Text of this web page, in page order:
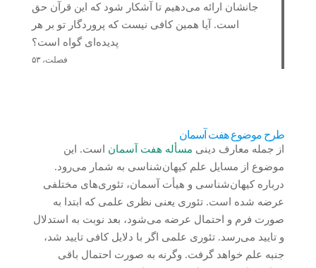
جانشان ارائه می‌دهیم تا آشکار شود که این قرآن حق
است. آیا همین کافی نیست که پروردگار تو بر هر
پدیده‌ای گواه است؟
فصلت، ۵۳
طرح موضوع هفت آسمان
از جمله معارف دینی مسأله هفت آسمان است. این
موضوع از مسایل علم کیهان‌شناسی به شمار می‌رود.
درباره کیهان‌‌شناسی و هیأت آسمان، تئوری‌های مختلفی
عرضه شده است. تئوری یعنی نظری علمی که ابتدا به
صورت فرم و احتمال عرضه می‌شود، بعد نوبت به استدلال
و تایید می‌رسد. تئوری علمی اگر با دلایل کافی تایید شد،
جنبه علم خواهد گرفت. وگرنه به صورت احتمال باقی